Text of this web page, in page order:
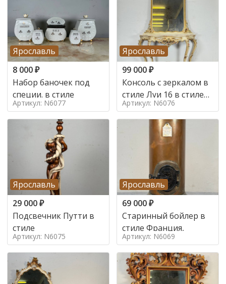
Ярославль
8 000₽
Набор баночек под
специи. в стиле
Артикул: N6077
Ярославль
99 000₽
Консоль с зеркалом в
стиле Луи 16 в стиле
Луи 16, Италия,
Артикул: N6076
Ярославль
29 000₽
Подсвечник Путти в
стиле
Артикул: N6075
Ярославль
69 000₽
Старинный бойлер в
стиле Франция,
Артикул: N6069